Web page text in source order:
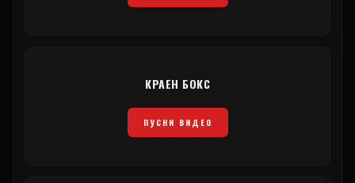
КРАЕН БОКС
ПУСНИ ВИДЕО